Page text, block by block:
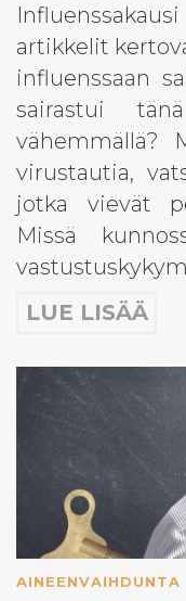
artikkelit
influenssaan
sairastui
vähemmällä?
virustautia,
jotka vievät
Missä
LUE LISÄÄ
AINEENVAIHDUNTA